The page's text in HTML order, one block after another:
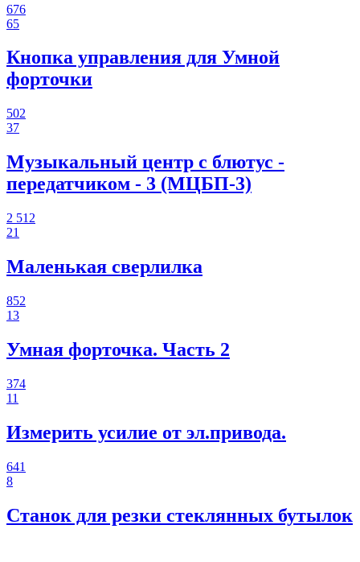
676
65
Кнопка управления для Умной
форточки
502
37
Музыкальный центр с блютус -
передатчиком - 3 (МЦБП-3)
2 512
21
Маленькая сверлилка
852
13
Умная форточка. Часть 2
374
11
Измерить усилие от эл.привода.
641
8
Станок для резки стеклянных бутылок